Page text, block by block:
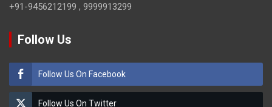
+91-9456212199 , 9999913299
Follow Us
Follow Us On Facebook
Follow Us On Twitter